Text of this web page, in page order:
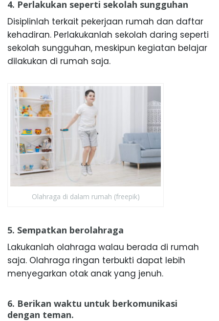
4. Perlakukan seperti sekolah sungguhan
Disiplinlah terkait pekerjaan rumah dan daftar
kehadiran. Perlakukanlah sekolah daring seperti
sekolah sungguhan, meskipun kegiatan belajar
dilakukan di rumah saja.
Olahraga di dalam rumah (freepik)
5. Sempatkan berolahraga
Lakukanlah olahraga walau berada di rumah
saja. Olahraga ringan terbukti dapat lebih
menyegarkan otak anak yang jenuh.
6. Berikan waktu untuk berkomunikasi
dengan teman.